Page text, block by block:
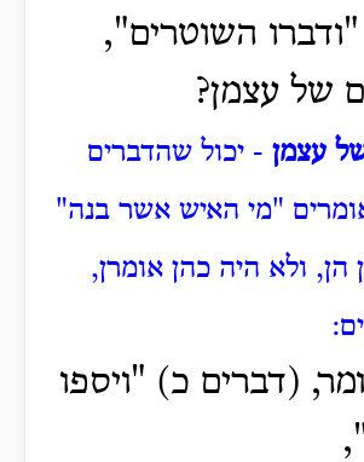
"ודברו השוטרים",
של עצמן?
עצמן - יכול שהדברים
"מי האיש אשר בנה"
הן, ולא היה כהן אומרן,
(דברים כ) "ויספו